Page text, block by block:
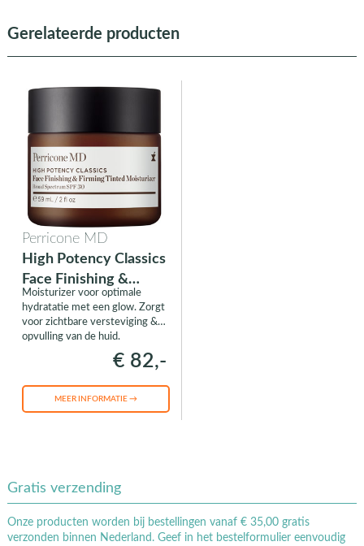
Gerelateerde producten
Perricone MD
High Potency Classics
Face Finishing &
Firming Tinted
Moisturizer
Moisturizer voor optimale
hydratatie met een glow. Zorgt
voor zichtbare versteviging &
opvulling van de huid.
€ 82,-
MEER INFORMATIE →
Gratis verzending
Onze producten worden bij bestellingen vanaf € 35,00 gratis
verzonden binnen Nederland. Geef in het bestelformulier eenvoudig